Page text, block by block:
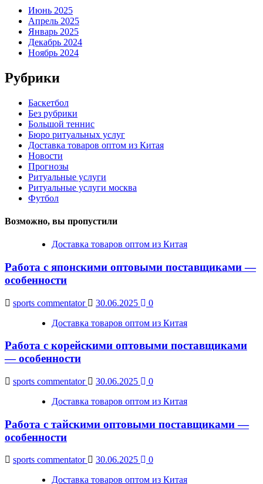
Июнь 2025
Апрель 2025
Январь 2025
Декабрь 2024
Ноябрь 2024
Рубрики
Баскетбол
Без рубрики
Большой теннис
Бюро ритуальных услуг
Доставка товаров оптом из Китая
Новости
Прогнозы
Ритуальные услуги
Ритуальные услуги москва
Футбол
Возможно, вы пропустили
Доставка товаров оптом из Китая
Работа с японскими оптовыми поставщиками —
особенности
sports commentator 30.06.2025
0
Доставка товаров оптом из Китая
Работа с корейскими оптовыми поставщиками
— особенности
sports commentator 30.06.2025
0
Доставка товаров оптом из Китая
Работа с тайскими оптовыми поставщиками —
особенности
sports commentator 30.06.2025
0
Доставка товаров оптом из Китая